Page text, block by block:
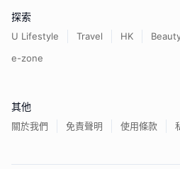
探索
U Lifestyle Travel HK
e-zone
其他
關於我們 免責聲明 使用條款